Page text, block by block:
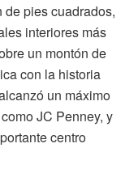
de pies cuadrados,
interiores más
un montón de
con la historia
un máximo
JC Penney, y
centro